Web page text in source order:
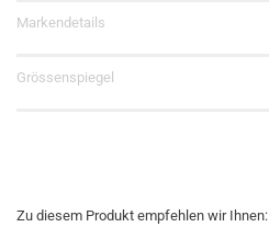
Markendetails
Grössenspiegel
Zu diesem Produkt empfehlen wir Ihnen: